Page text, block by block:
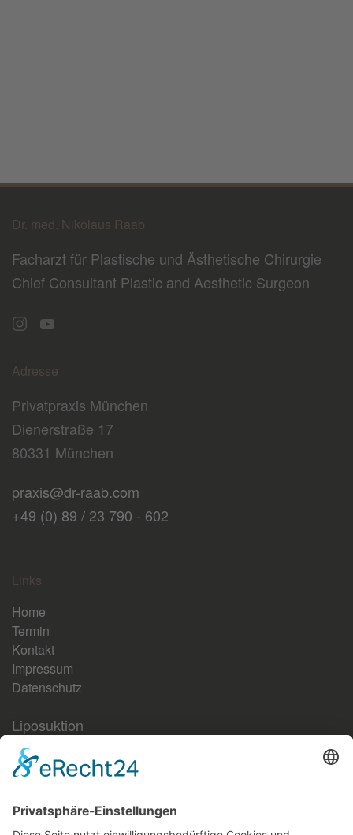
Dr. med. Nikolaus Raab
Facharzt für Plastische und Ästhetische Chirurgie
Chief Consultant Plastic and Aesthetic Surgeon
Adresse
Privatpraxis München
Dienerstraße 17
80331 München
praxis@dr-raab.com
+49 (0) 89 / 23 790 - 602
Links
Home
Termin
Kontakt
Impressum
Datenschutz
Liposuktion
Aktuelles